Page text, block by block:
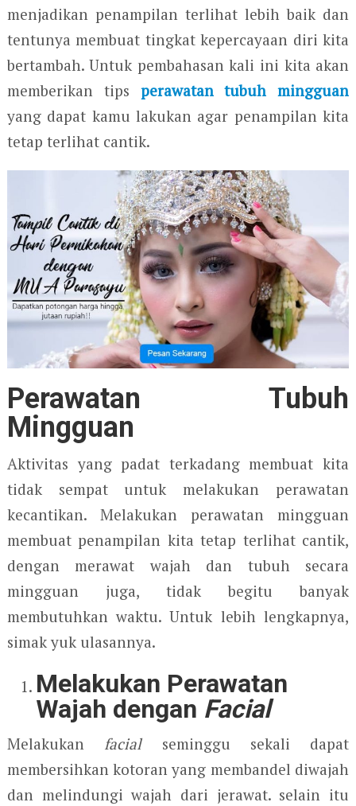
menjadikan penampilan terlihat lebih baik dan
tentunya membuat tingkat kepercayaan diri kita
bertambah. Untuk pembahasan kali ini kita akan
memberikan tips perawatan tubuh mingguan
yang dapat kamu lakukan agar penampilan kita
tetap terlihat cantik.
Perawatan Tubuh
Mingguan
Aktivitas yang padat terkadang membuat kita
tidak sempat untuk melakukan perawatan
kecantikan. Melakukan perawatan mingguan
membuat penampilan kita tetap terlihat cantik,
dengan merawat wajah dan tubuh secara
mingguan juga, tidak begitu banyak
membutuhkan waktu. Untuk lebih lengkapnya,
simak yuk ulasannya.
Melakukan Perawatan
Wajah dengan Facial
Melakukan facialseminggu sekali dapat
membersihkan kotoran yang membandel diwajah
dan melindungi wajah dari jerawat. selain itu